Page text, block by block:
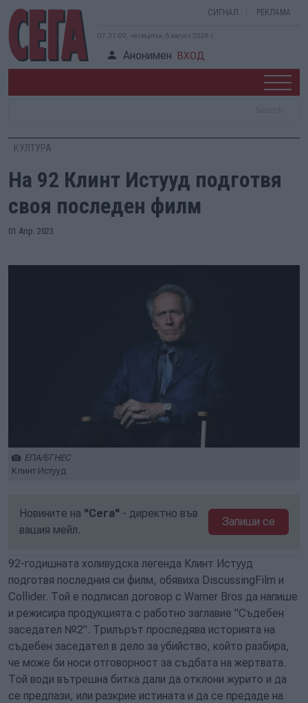
СИГНАЛ РЕКЛАМА
07:31:10, четвъртък, 6 август 2026 г.
Анонимен ВХОД
КУЛТУРА
На 92 Клинт Истууд подготвя
своя последен филм
01 Апр. 2023
ЕПА/БГНЕС
Клинт Истууд
Новините на "Сега" - директно във
вашия мейл.
Запиши се
92-годишната холивудска легенда Клинт Истууд
подготвя последния си филм, обявиха DiscussingFilm и
Collider. Той е подписал договор с Warner Bros да напише
и режисира продукцията с работно заглавие "Съдебен
заседател №2". Трилърът проследява историята на
съдебен заседател в дело за убийство, който разбира,
че може би носи отговорност за съдбата на жертвата.
Той води вътрешна битка дали да отклони журито и да
се предпази, или разкрие истината и да се предаде на